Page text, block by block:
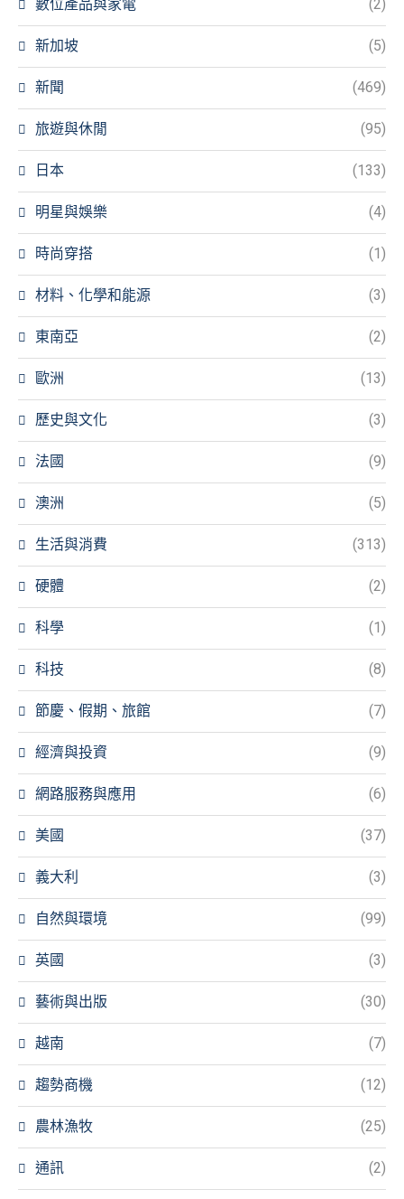
數位產品與家電 (2)
新加坡 (5)
新聞 (469)
旅遊與休閒 (95)
日本 (133)
明星與娛樂 (4)
時尚穿搭 (1)
材料、化學和能源 (3)
東南亞 (2)
歐洲 (13)
歷史與文化 (3)
法國 (9)
澳洲 (5)
生活與消費 (313)
硬體 (2)
科學 (1)
科技 (8)
節慶、假期、旅館 (7)
經濟與投資 (9)
網路服務與應用 (6)
美國 (37)
義大利 (3)
自然與環境 (99)
英國 (3)
藝術與出版 (30)
越南 (7)
趨勢商機 (12)
農林漁牧 (25)
通訊 (2)